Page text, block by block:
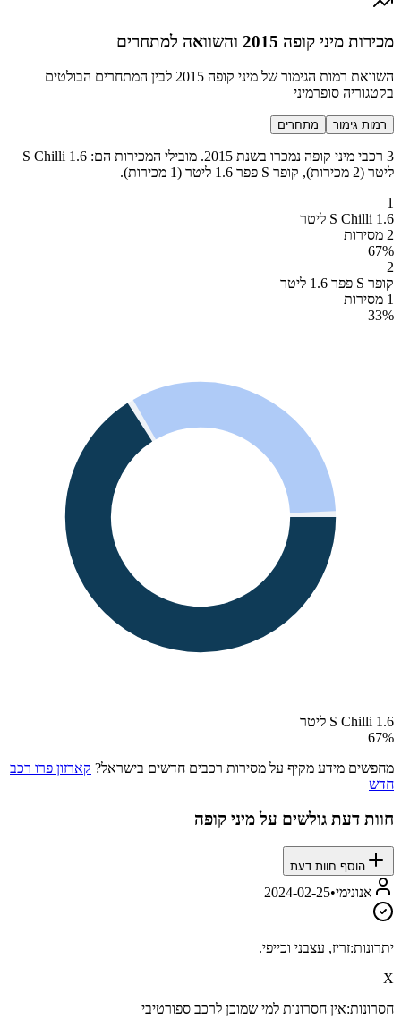
מכירות מיני קופה 2015 והשוואה למתחרים
השוואת רמות הגימור של מיני קופה 2015 לבין המתחרים הבולטים
בקטגוריה סופרמיני
רמות גימור מתחרים
3 רכבי מיני קופה נמכרו בשנת 2015. מובילי המכירות הם: S Chilli 1.6
ליטר (2 מכירות), קופר S פפר 1.6 ליטר (1 מכירות).
1
S Chilli 1.6 ליטר
2 מסירות
67%
2
קופר S פפר 1.6 ליטר
1 מסירות
33%
S Chilli 1.6 ליטר
67%
מחפשים מידע מקיף על מסירות רכבים חדשים בישראל? קארזון פרו רכב
חדש
חוות דעת גולשים על מיני קופה
הוסף חוות דעת
אנונימי•
2024-02-25
יתרונות:זריז, עצבני וכייפי.
X
חסרונות:אין חסרונות למי שמוכן לרכב ספורטיבי